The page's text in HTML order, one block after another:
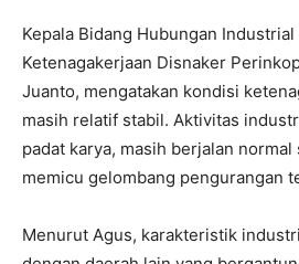
Kepala Bidang Hubungan
Ketenagakerjaan Disnaker
Juanto, mengatakan kondisi
masih relatif stabil. Aktivitas
padat karya, masih berjalan
memicu gelombang pengurangan
Menurut Agus, karakteristik